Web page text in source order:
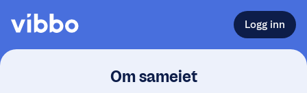
Logg inn
Om sameiet